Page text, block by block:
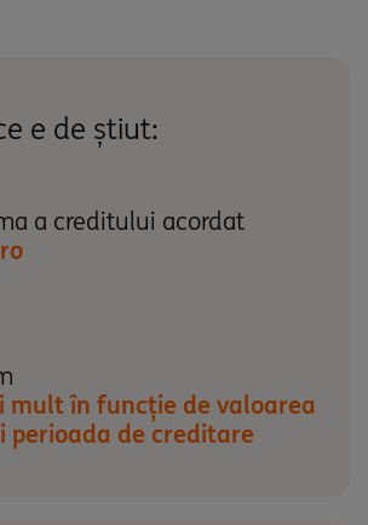
e de știut:
a creditului acordat
mult în funcție de valoarea
perioada de creditare